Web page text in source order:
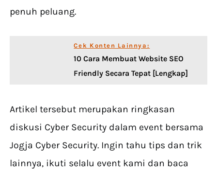
penuh peluang.
Cek Konten Lainnya:
10 Cara Membuat Website SEO
Friendly Secara Tepat [Lengkap]
Artikel tersebut merupakan ringkasan
diskusi Cyber Security dalam event bersama
Jogja Cyber Security. Ingin tahu tips dan trik
lainnya, ikuti selalu event kami dan baca